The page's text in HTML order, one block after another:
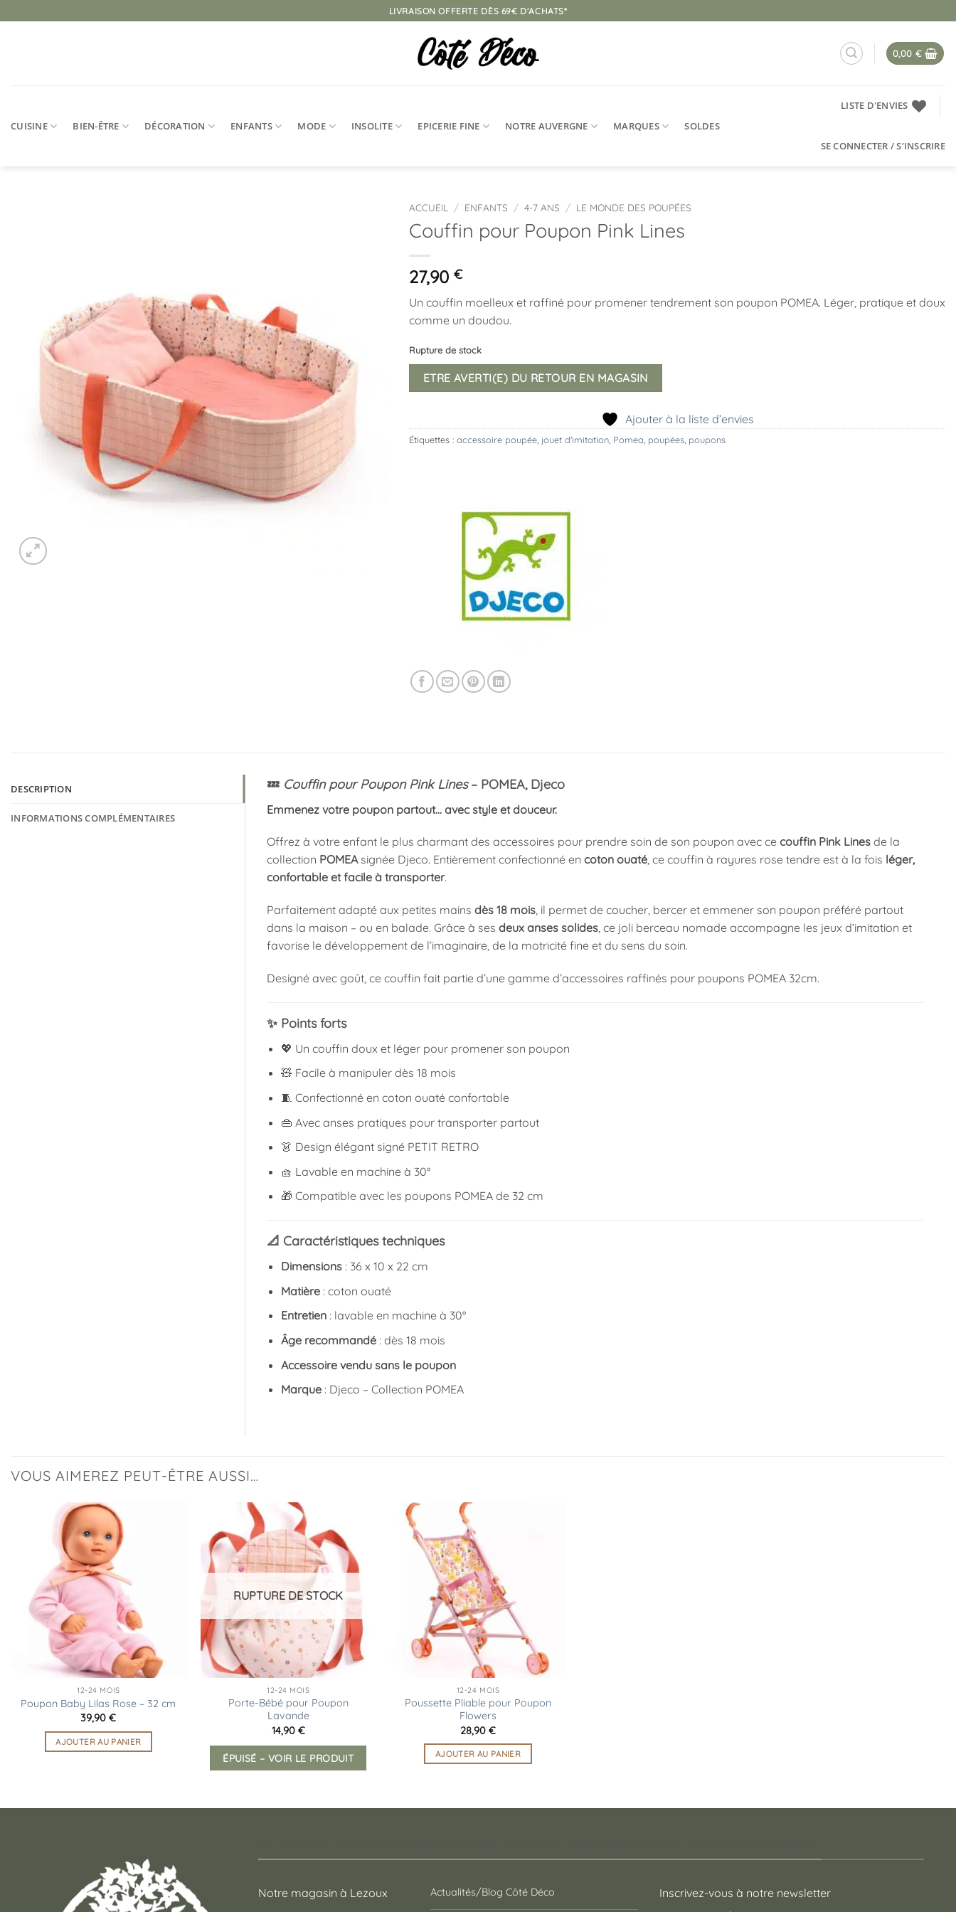
au
LIVRAISON OFFERTE DÈS 69€ D'ACHATS*
0,00 €
CUISINE BIEN-ÊTRE DÉCORATION ENFANTS MODE INSOLITE EPICERIE FINE NOTRE AUVERGNE MARQUES SOLDES
LISTE D'ENVIES
SE CONNECTER / S’INSCRIRE
ACCUEIL / ENFANTS / 4-7 ANS / LE MONDE DES POUPÉES
Couffin pour Poupon Pink Lines
27,90 €
Un couffin moelleux et raffiné pour promener tendrement son poupon POMEA. Léger, pratique et doux
comme un doudou.
Rupture de stock
ETRE AVERTI(E) DU RETOUR EN MAGASIN
Ajouter à la liste d’envies
Étiquettes : accessoire poupée jouet d'imitation Pomea poupées poupons
DESCRIPTION
INFORMATIONS COMPLÉMENTAIRES
💤 Couffin pour Poupon Pink Lines– POMEA, Djeco
Emmenez votre poupon partout… avec style et douceur.
Offrez à votre enfant le plus charmant des accessoires pour prendre soin de son poupon avec ce couffin Pink Linesde la
collection POMEAsignée Djeco. Entièrement confectionné en coton ouaté, ce couffin à rayures rose tendre est à la fois léger,
confortable et facile à transporter.
Parfaitement adapté aux petites mains dès 18 mois, il permet de coucher, bercer et emmener son poupon préféré partout
dans la maison – ou en balade. Grâce à ses deux anses solides, ce joli berceau nomade accompagne les jeux d’imitation et
favorise le développement de l’imaginaire, de la motricité fine et du sens du soin.
Designé avec goût, ce couffin fait partie d’une gamme d’accessoires raffinés pour poupons POMEA 32cm.
✨ Points forts
💖 Un couffin doux et léger pour promener son poupon
🧸 Facile à manipuler dès 18 mois
🧵 Confectionné en coton ouaté confortable
👜 Avec anses pratiques pour transporter partout
👗 Design élégant signé PETIT RETRO
🧺 Lavable en machine à 30°
🎁 Compatible avec les poupons POMEA de 32 cm
📐 Caractéristiques techniques
Dimensions : 36 x 10 x 22 cm
Matière : coton ouaté
Entretien : lavable en machine à 30°
Âge recommandé : dès 18 mois
Accessoire vendu sans le poupon
Marque : Djeco – Collection POMEA
VOUS AIMEREZ PEUT-ÊTRE AUSSI…
12-24 MOIS
Poupon Baby Lilas Rose – 32 cm
39,90€
AJOUTER AU PANIER
Ajouter
à la
liste
d’envies
RUPTURE DE STOCK
12-24 MOIS
Porte-Bébé pour Poupon
Lavande
14,90 €
ÉPUISÉ – VOIR LE PRODUIT
12-24 MOIS
Poussette Pliable pour Poupon
Flowers
28,90 €
AJOUTER AU PANIER
Notre magasin à Lezoux
Actualités/Blog Côté Déco
Inscrivez-vous à notre newsletter